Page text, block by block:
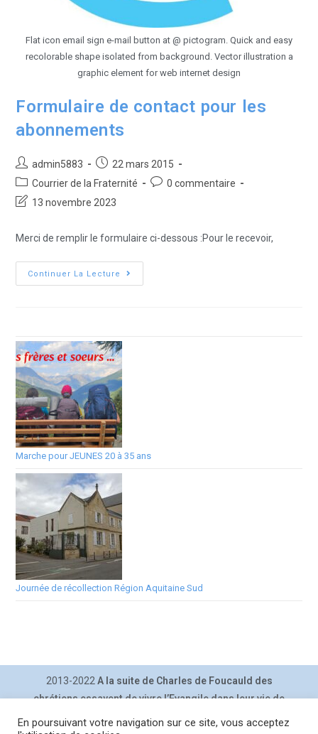
Flat icon email sign e-mail button at @ pictogram. Quick and easy
recolorable shape isolated from background. Vector illustration a
graphic element for web internet design
Formulaire de contact pour les
abonnements
admin5883
22 mars 2015
Courrier de la Fraternité
0 commentaire
13 novembre 2023
Merci de remplir le formulaire ci-dessous :Pour le recevoir,
Continuer La Lecture
Marche pour JEUNES 20 à 35 ans
Journée de récollection Région Aquitaine Sud
2013-2022 A la suite de Charles de Foucauld des
chrétiens essayent de vivre l’Evangile dans leur vie de
tous les jours.
En poursuivant votre navigation sur ce site, vous acceptez